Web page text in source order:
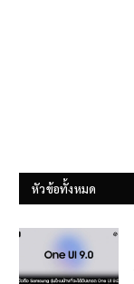
หัวข้อทั้งหมด